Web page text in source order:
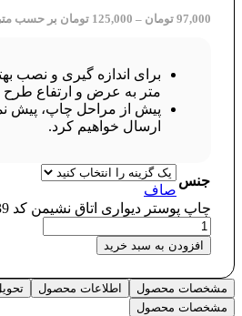
97,000 تومان –
125,000 تومان بر حسب
متر به عرض و ارتفاع طرح
پیش از مراحل چاپ، پیش
ارسال خواهیم کرد.
جنس
صاف
چاپ پوستر دیواری اتاق نشیمن کد 2539 عدد
افزودن به سبد خرید
مشخصات محصول اطلاعات محصول
مشخصات محصول